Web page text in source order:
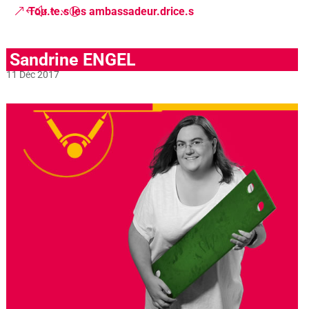
Tou.te.s les ambassadeur.drice.s
Sandrine ENGEL
11 Déc 2017